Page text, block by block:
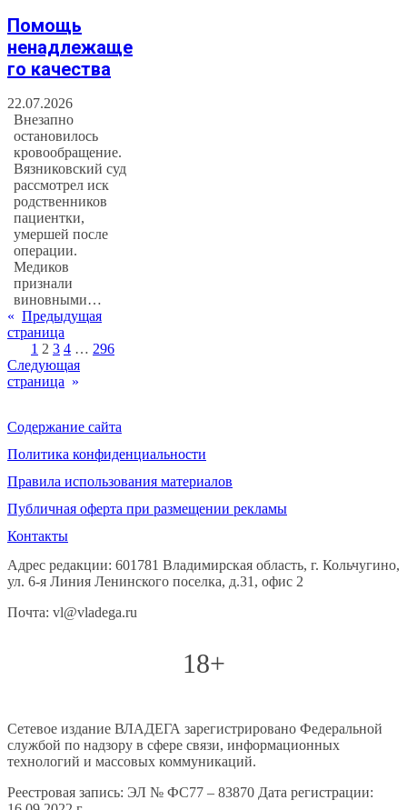
Помощь
ненадлежаще
го качества
22.07.2026
Внезапно
остановилось
кровообращение.
Вязниковский суд
рассмотрел иск
родственников
пациентки,
умершей после
операции.
Медиков
признали
виновными…
« Предыдущая
страница
1 2 3 4 … 296
Следующая
страница »
Содержание сайта
Политика конфиденциальности
Правила использования материалов
Публичная оферта при размещении рекламы
Контакты
Адрес редакции: 601781 Владимирская область, г. Кольчугино,
ул. 6-я Линия Ленинского поселка, д.31, офис 2
Почта: vl@vladega.ru
18+
Сетевое издание ВЛАДЕГА зарегистрировано Федеральной
службой по надзору в сфере связи, информационных
технологий и массовых коммуникаций.
Реестровая запись: ЭЛ № ФС77 – 83870 Дата регистрации: